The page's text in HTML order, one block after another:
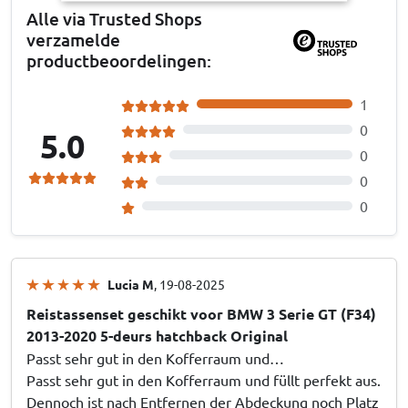
Alle via Trusted Shops
verzamelde
productbeoordelingen:
5.0
1
0
0
0
0
Lucia M, 19-08-2025
Reistassenset geschikt voor BMW 3 Serie GT (F34)
2013-2020 5-deurs hatchback Original
Passt sehr gut in den Kofferraum und…
Passt sehr gut in den Kofferraum und füllt perfekt aus.
Dennoch ist nach Entfernen der Abdeckung noch Platz